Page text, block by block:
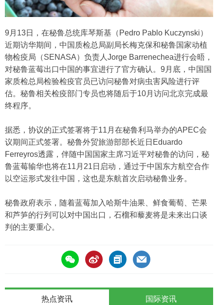
9月13日，在秘鲁总统库琴斯基（Pedro Pablo Kuczynski）
近期访华期间，中国质检总局副局长梅克保和秘鲁国家动植
物检疫局（SENASA）负责人Jorge Barrenechea进行会晤，
对秘鲁蓝莓出口中国的事宜进行了官方确认。9月底，中国国
家质检总局检验检疫官员已访问秘鲁对病虫害风险进行评
估。秘鲁相关检疫部门专员也将随后于10月访问北京完成最
终程序。
据悉，协议的正式签署将于11月在秘鲁利马举办的APEC会
议期间正式签署。秘鲁外贸旅游部部长近日Eduardo
Ferreyros透露，伴随中国国家主席习近平对秘鲁的访问，秘
鲁蓝莓输华也将在11月21日启动，通过于中国东方航空合作
以空运形式发往中国，这也是东航首次启动秘鲁业务。
秘鲁政府表示，随着蓝莓加入哈斯牛油果、鲜食葡萄、芒果
和芦笋的行列可以对中国出口，石榴和藜麦将是未来出口谈
判的主要重心。
热点资讯 国际资讯